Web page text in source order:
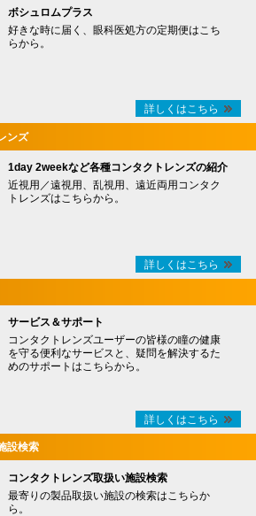
ボシュロムプラス
好きな時に届く、眼科医処方の定期便はこち
らから。
詳しくはこちら
ンズ
1day 2weekなど各種コンタクトレンズの紹介
近視用／遠視用、乱視用、遠近両用コンタク
トレンズはこちらから。
詳しくはこちら
サービス＆サポート
コンタクトレンズユーザーの皆様の瞳の健康
を守る便利なサービスと、疑問を解決するた
めのサポートはこちらから。
詳しくはこちら
設検索
コンタクトレンズ取扱い施設検索
最寄りの製品取扱い施設の検索はこちらか
ら。